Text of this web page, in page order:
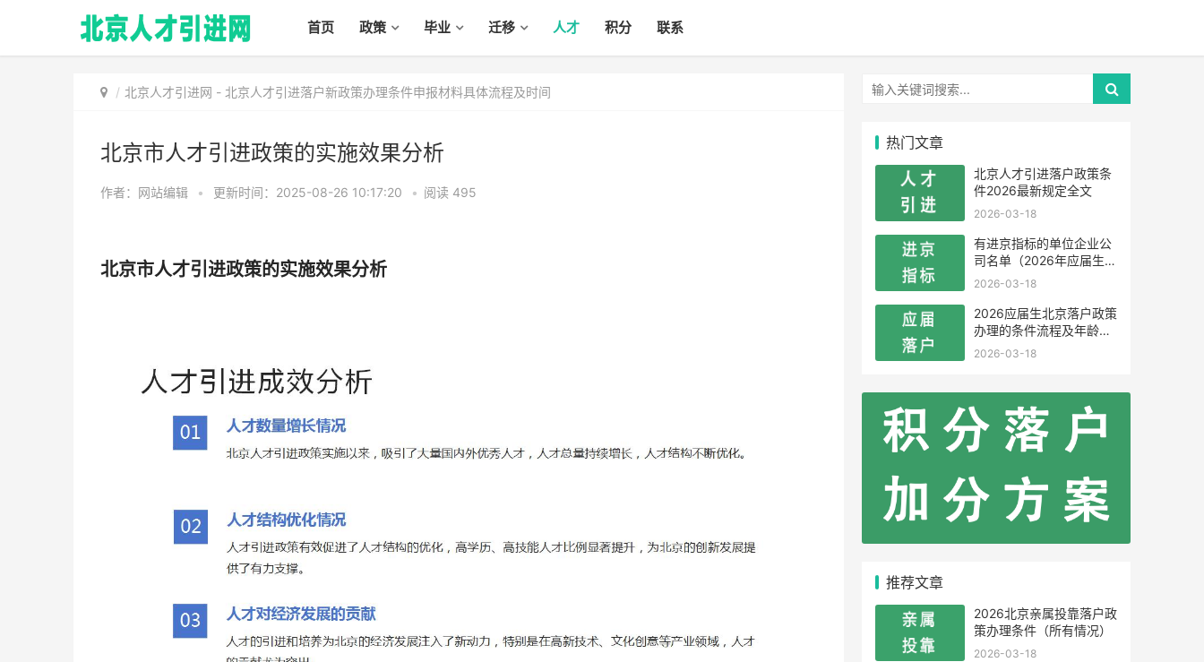
首页 政策 毕业 迁移 人才 积分 联系
北京人才引进网 - 北京人才引进落户新政策办理条件申报材料具体流程及时间
北京市人才引进政策的实施效果分析
作者：网站编辑 • 更新时间：2025-08-26 10:17:20 • 阅读 495
北京市人才引进政策的实施效果分析
热门文章
北京人才引进落户政策条
件2026最新规定全文
2026-03-18
有进京指标的单位企业公
司名单（2026年应届生留
学生）
2026-03-18
2026应届生北京落户政策
办理的条件流程及年龄限
制
2026-03-18
推荐文章
2026北京亲属投靠落户政
策办理条件（所有情况）
2026-03-18